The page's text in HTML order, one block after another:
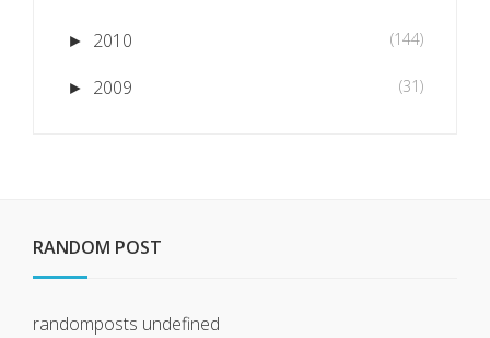
► 2010 (144)
► 2009 (31)
RANDOM POST
randomposts undefined